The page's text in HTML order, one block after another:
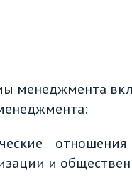
менеджмента
и